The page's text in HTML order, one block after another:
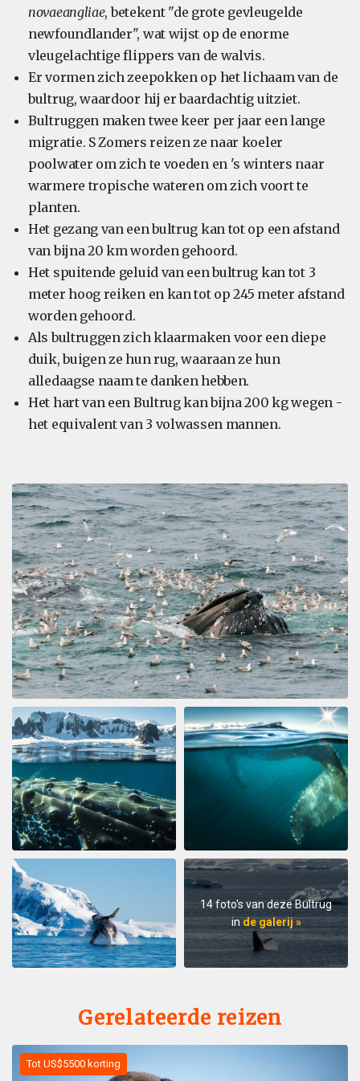
novaeangliae, betekent "de grote gevleugelde
newfoundlander", wat wijst op de enorme
vleugelachtige flippers van de walvis.
Er vormen zich zeepokken op het lichaam van de
bultrug, waardoor hij er baardachtig uitziet.
Bultruggen maken twee keer per jaar een lange
migratie. S Zomers reizen ze naar koeler
poolwater om zich te voeden en 's winters naar
warmere tropische wateren om zich voort te
planten.
Het gezang van een bultrug kan tot op een afstand
van bijna 20 km worden gehoord.
Het spuitende geluid van een bultrug kan tot 3
meter hoog reiken en kan tot op 245 meter afstand
worden gehoord.
Als bultruggen zich klaarmaken voor een diepe
duik, buigen ze hun rug, waaraan ze hun
alledaagse naam te danken hebben.
Het hart van een Bultrug kan bijna 200 kg wegen -
het equivalent van 3 volwassen mannen.
14 foto's van deze Bultrug
inde galerij »
Gerelateerde reizen
Tot US$5500 korting